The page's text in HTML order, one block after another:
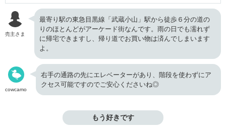
売主さま
最寄り駅の東急目黒線「武蔵小山」駅から徒歩６分の道の
りのほとんどがアーケード街なんです。雨の日でも濡れず
に帰宅できますし、帰り道でお買い物は済んでしまいます
よ。
cowcamo
右手の通路の先にエレベーターがあり、階段を使わずにア
クセス可能ですのでご安心くださいね◎
もう好きです